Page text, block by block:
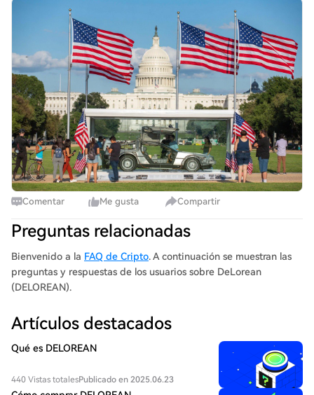
Comentar Me gusta Compartir
Preguntas relacionadas
Bienvenido a la FAQ de Cripto. A continuación se muestran las
preguntas y respuestas de los usuarios sobre DeLorean
(DELOREAN).
Artículos destacados
Qué es DELOREAN
440 Vistas totalesPublicado en 2025.06.23